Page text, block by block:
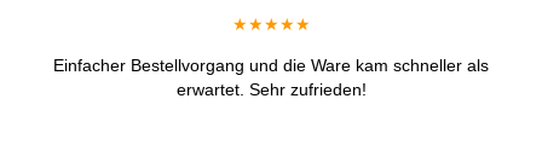
★★★★★
Einfacher Bestellvorgang und die Ware kam schneller als
erwartet. Sehr zufrieden!